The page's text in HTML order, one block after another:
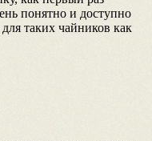
понятно и доступно
таких чайников как